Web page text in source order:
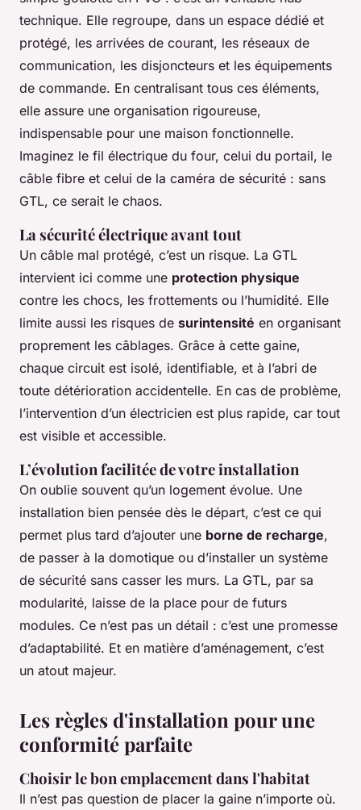
technique. Elle regroupe, dans un espace dédié et
protégé, les arrivées de courant, les réseaux de
communication, les disjoncteurs et les équipements
de commande. En centralisant tous ces éléments,
elle assure une organisation rigoureuse,
indispensable pour une maison fonctionnelle.
Imaginez le fil électrique du four, celui du portail, le
câble fibre et celui de la caméra de sécurité : sans
GTL, ce serait le chaos.
La sécurité électrique avant tout
Un câble mal protégé, c’est un risque. La GTL
intervient ici comme une protection physique
contre les chocs, les frottements ou l’humidité. Elle
limite aussi les risques de surintensité en organisant
proprement les câblages. Grâce à cette gaine,
chaque circuit est isolé, identifiable, et à l’abri de
toute détérioration accidentelle. En cas de problème,
l’intervention d’un électricien est plus rapide, car tout
est visible et accessible.
L’évolution facilitée de votre installation
On oublie souvent qu’un logement évolue. Une
installation bien pensée dès le départ, c’est ce qui
permet plus tard d’ajouter une borne de recharge,
de passer à la domotique ou d’installer un système
de sécurité sans casser les murs. La GTL, par sa
modularité, laisse de la place pour de futurs
modules. Ce n’est pas un détail : c’est une promesse
d’adaptabilité. Et en matière d’aménagement, c’est
un atout majeur.
Les règles d'installation pour une
conformité parfaite
Choisir le bon emplacement dans l'habitat
Il n’est pas question de placer la gaine n’importe où.